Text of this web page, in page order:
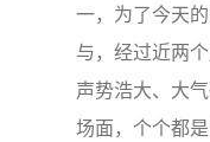
一，为了今天
与，经过近两
声势浩大、大
场面，个个都